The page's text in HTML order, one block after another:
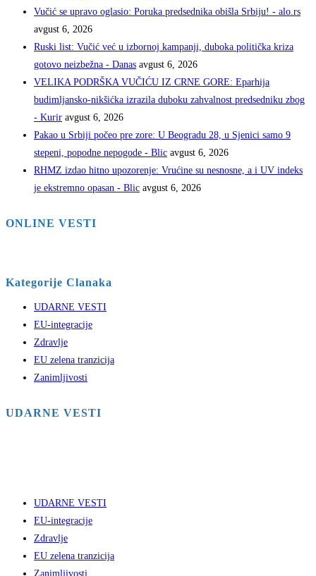
Vučić se upravo oglasio: Poruka predsednika obišla Srbiju! - alo.rs
avgust 6, 2026
Ruski list: Vučić već u izbornoj kampanji, duboka politička kriza
gotovo neizbežna - Danas avgust 6, 2026
VELIKA PODRŠKA VUČIĆU IZ CRNE GORE: Eparhija
budimljansko-nikšićka izrazila duboku zahvalnost predsedniku zbog
- Kurir avgust 6, 2026
Pakao u Srbiji počeo pre zore: U Beogradu 28, u Sjenici samo 9
stepeni, popodne nepogode - Blic avgust 6, 2026
RHMZ izdao hitno upozorenje: Vrućine su nesnosne, a i UV indeks
je ekstremno opasan - Blic avgust 6, 2026
ONLINE VESTI
Kategorije Clanaka
UDARNE VESTI
EU-integracije
Zdravlje
EU zelena tranzicija
Zanimljivosti
UDARNE VESTI
UDARNE VESTI
EU-integracije
Zdravlje
EU zelena tranzicija
Zanimljivosti